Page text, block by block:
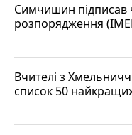
Симчишин підписав
розпорядження
Вчителі з
список 50